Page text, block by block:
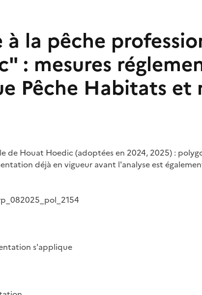
la pêche
: mesures
Pêche Habitats
de Houat Hoedic (adoptées en 2024, 2025) :
déjà en vigueur avant l'analyse est
s'applique